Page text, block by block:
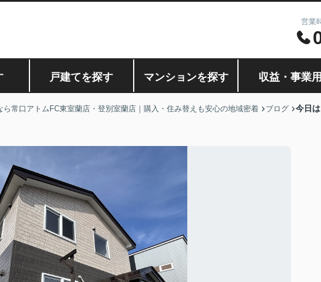
営業
戸建てを探す マンションを探す 収益・事業用
常口アトムFC東室蘭店・登別室蘭店｜購入・住み替えも安心の地域密着 ブログ 今日